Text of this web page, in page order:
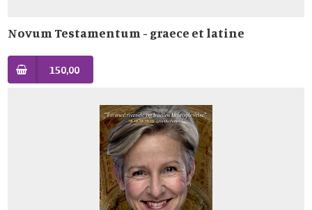
Novum Testamentum - graece et latine
150,00